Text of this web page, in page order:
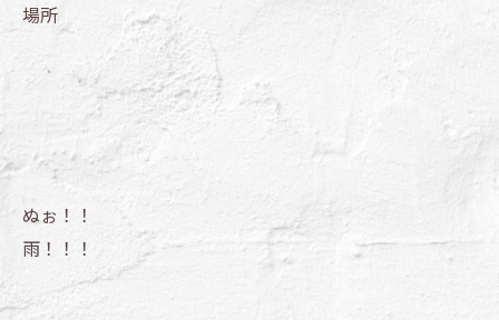
場所
ぬぉ！！
雨！！！